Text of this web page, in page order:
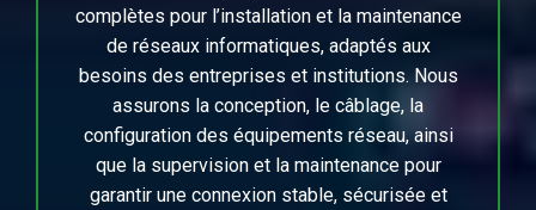
complètes pour l’installation et la maintenance
de réseaux informatiques, adaptés aux
besoins des entreprises et institutions. Nous
assurons la conception, le câblage, la
configuration des équipements réseau, ainsi
que la supervision et la maintenance pour
garantir une connexion stable, sécurisée et